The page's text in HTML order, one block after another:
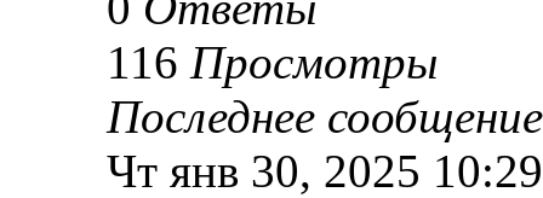
116 Просмотры
Последнее
Чт янв 30, 2025